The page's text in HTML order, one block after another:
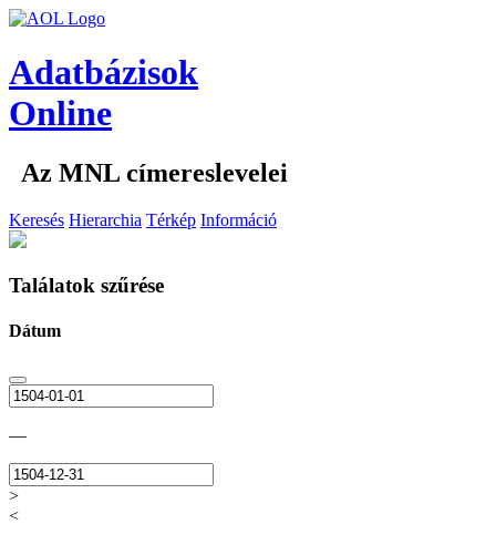
Adatbázisok
Online
Az MNL címereslevelei
Keresés Hierarchia Térkép Információ
Találatok szűrése
Dátum
—
>
<